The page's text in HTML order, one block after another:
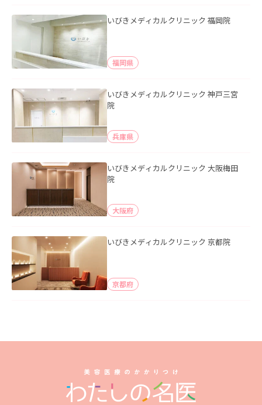
いびきメディカルクリニック 福岡院
福岡県
いびきメディカルクリニック 神戸三宮
院
兵庫県
いびきメディカルクリニック 大阪梅田
院
大阪府
いびきメディカルクリニック 京都院
京都府